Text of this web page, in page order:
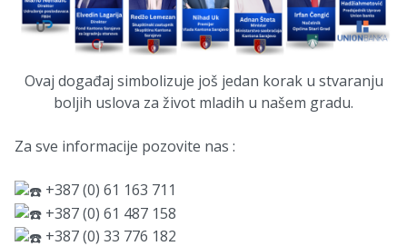
Ovaj događaj simbolizuje još jedan korak u stvaranju
boljih uslova za život mladih u našem gradu.
Za sve informacije pozovite nas :
+387 (0) 61 163 711
+387 (0) 61 487 158
+387 (0) 33 776 182